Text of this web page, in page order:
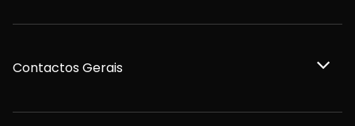
Contactos Gerais